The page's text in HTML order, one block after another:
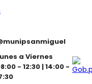
a Viernes
- 12:30 | 14:00 -